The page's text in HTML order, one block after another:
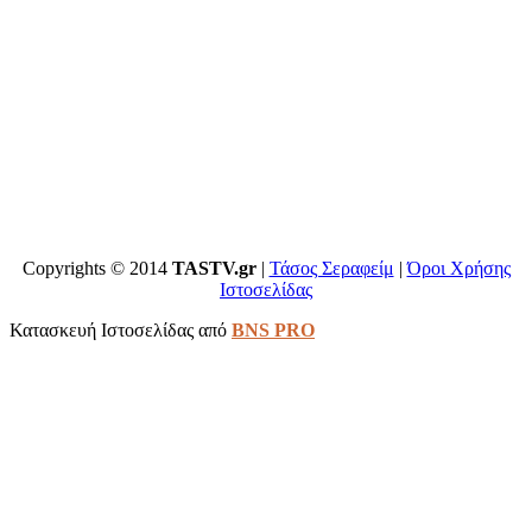
Copyrights © 2014 TASTV.gr| Τάσος Σεραφείμ |Όροι Χρήσης
Ιστοσελίδας
Κατασκευή Ιστοσελίδας από BNS PRO